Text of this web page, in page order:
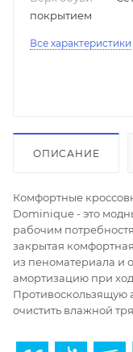
покрытием
Все характеристики
ОПИСАНИЕ
Комфортные
Dominique - это
рабочим
закрытая
из пеноматериала и
амортизацию при
Противоскользящую
очистить влажной